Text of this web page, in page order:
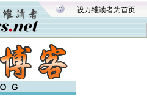
设万维读者为首页